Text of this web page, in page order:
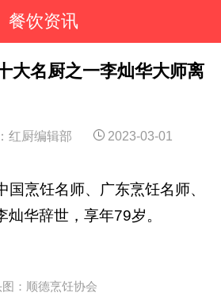
餐饮资讯
大名厨之一李灿华大师离
红厨编辑部
2023-03-01
烹饪名师、广东烹饪名师、
华辞世，享年79岁。
图：顺德烹饪协会